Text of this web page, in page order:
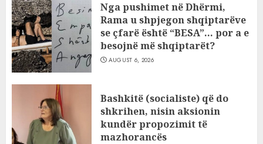
Nga pushimet në Dhërmi,
Rama u shpjegon shqiptarëve
se çfarë është “BESA”… por a e
besojnë më shqiptarët?
AUGUST 6, 2026
Bashkitë (socialiste) që do
shkrihen, nisin aksionin
kundër propozimit të
mazhorancës